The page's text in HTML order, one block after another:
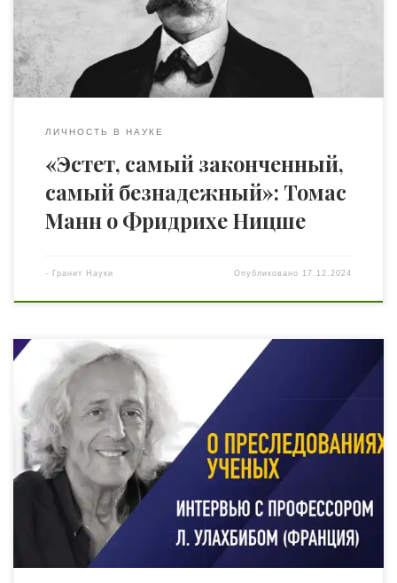
взгляд лишь фиксирует важные замечания и
изыскания великого ума, не упрощая и не критикуя,
как свойственно […]
ЛИЧНОСТЬ В НАУКЕ
«Эстет, самый законченный,
самый безнадежный»: Томас
Манн о Фридрихе Ницше
- Гранит Науки Опубликовано 17.12.2024
«Научный метод требует не только точности, но и
смелости. Однако именно эта смелость становится
причиной нападок» Работа учёных по своей природе
всегда связана с трудностями, однако они
сталкиваются с множеством дополнительных проблем.
В чём заключается суть научного метода? Почему учёные
становятся мишенью для нападок со стороны
общества, изучаемых ими групп, […]